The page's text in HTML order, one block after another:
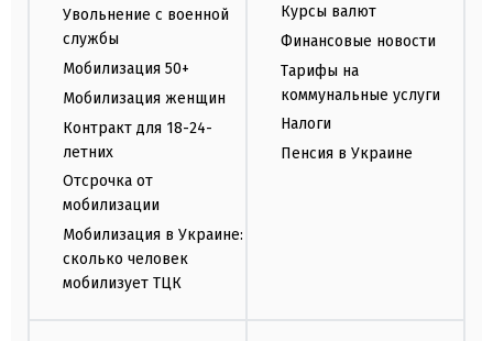
Увольнение с военной
службы
Мобилизация 50+
Мобилизация женщин
Контракт для 18-24-
летних
Отсрочка от
мобилизации
Мобилизация в Украине:
сколько человек
мобилизует ТЦК
Курсы валют
Финансовые новости
Тарифы на
коммунальные услуги
Налоги
Пенсия в Украине